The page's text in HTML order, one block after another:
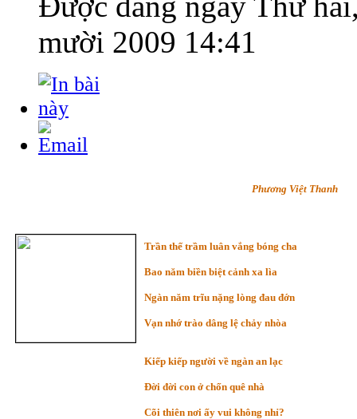
mười 2009 14:41
Phương Việt Thanh
Trần thế trầm luân vắng bóng cha
Bao năm biền biệt cảnh xa lìa
Ngàn năm trĩu nặng lòng đau đớn
Vạn nhớ trào dâng lệ chảy nhòa
Kiếp kiếp người về ngàn an lạc
Đời đời con ở chốn quê nhà
Cõi thiên nơi ấy vui không nhỉ?